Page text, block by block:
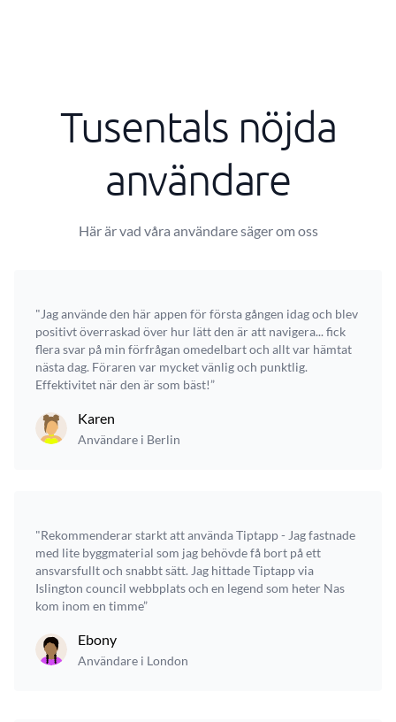
Tusentals nöjda
användare
Här är vad våra användare säger om oss
"Jag använde den här appen för första gången idag och blev
positivt överraskad över hur lätt den är att navigera... fick
flera svar på min förfrågan omedelbart och allt var hämtat
nästa dag. Föraren var mycket vänlig och punktlig.
Effektivitet när den är som bäst!”
Karen
Användare i Berlin
"Rekommenderar starkt att använda Tiptapp - Jag fastnade
med lite byggmaterial som jag behövde få bort på ett
ansvarsfullt och snabbt sätt. Jag hittade Tiptapp via
Islington council webbplats och en legend som heter Nas
kom inom en timme”
Ebony
Användare i London